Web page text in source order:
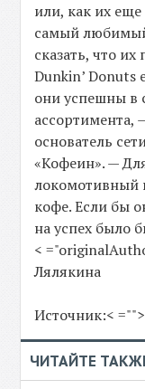
или, как их
самый
сказать, что их
Dunkin’ Donuts
они успешны в
ассортимента,
основатель
«Кофеин». —
локомотивный
кофе. Если бы
на успех было
<
Лялякина
Источник:< ="">
ЧИТАЙТЕ